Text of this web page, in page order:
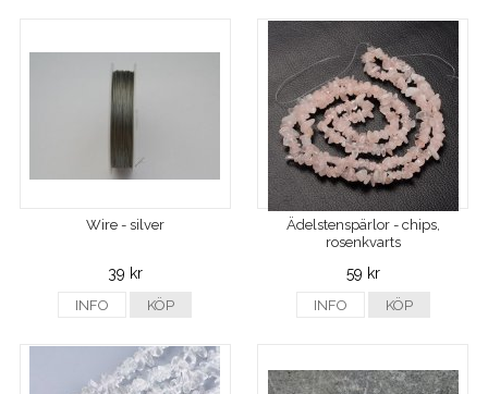
Wire - silver
39 kr
INFO KÖP
Ädelstenspärlor - chips,
rosenkvarts
59 kr
INFO KÖP